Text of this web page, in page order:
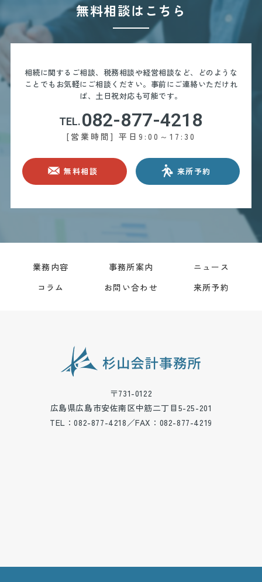
無料相談はこちら
相続に関するご相談、税務相談や経営相談など、どのような
ことでもお気軽にご相談ください。 事前にご連絡いただけれ
ば、土日祝対応も可能です。
TEL.082-877-4218
[営業時間] 平日9:00～17:30
無料相談 来所予約
業務内容 事務所案内
ニュース
コラム
お問い合わせ 来所予約
〒731-0122
広島県広島市安佐南区中筋二丁目5-25-201
TEL：082-877-4218／FAX：082-877-4219